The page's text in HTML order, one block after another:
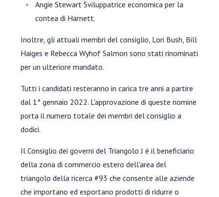
Angie Stewart Sviluppatrice economica per la
contea di Harnett.
Inoltre, gli attuali membri del consiglio, Lori Bush, Bill
Haiges e Rebecca Wyhof Salmon sono stati rinominati
per un ulteriore mandato.
Tutti i candidati resteranno in carica tre anni a partire
dal 1° gennaio 2022. L'approvazione di queste nomine
porta il numero totale dei membri del consiglio a
dodici.
Il Consiglio dei governi del Triangolo J è il beneficiario
della zona di commercio estero dell'area del
triangolo della ricerca #93 che consente alle aziende
che importano ed esportano prodotti di ridurre o